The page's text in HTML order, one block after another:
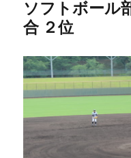
ソフトボール
合 ２位